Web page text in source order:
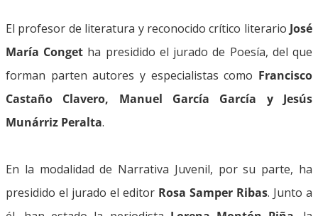
El profesor de literatura y reconocido crítico literario José
María Conget ha presidido el jurado de Poesía, del que
forman parten autores y especialistas como Francisco
Castaño Clavero, Manuel García García
y Jesús
Munárriz Peralta.
En la modalidad de Narrativa Juvenil, por su parte, ha
presidido el jurado el editor Rosa Samper Ribas. Junto a